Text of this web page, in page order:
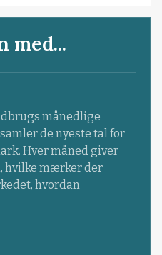
med...
månedlige
de nyeste tal for
Hver måned giver
hvilke mærker der
hvordan